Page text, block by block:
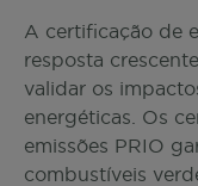
A certificação de
resposta
validar os
energéticas. Os
emissões PRIO
combustíveis